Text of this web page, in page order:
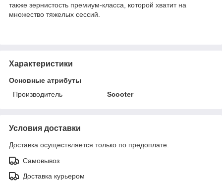
также зернистость премиум-класса, которой хватит на
множество тяжелых сессий.
Характеристики
Основные атрибуты
Производитель
Scooter
Условия доставки
Доставка осуществляется только по предоплате.
Самовывоз
Доставка курьером